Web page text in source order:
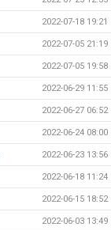
2022-07-18 19:21
2022-07-05 21:19
2022-07-05 19:58
2022-06-29 11:55
2022-06-27 06:52
2022-06-24 08:00
2022-06-23 13:56
2022-06-18 11:24
2022-06-15 18:52
2022-06-03 13:49